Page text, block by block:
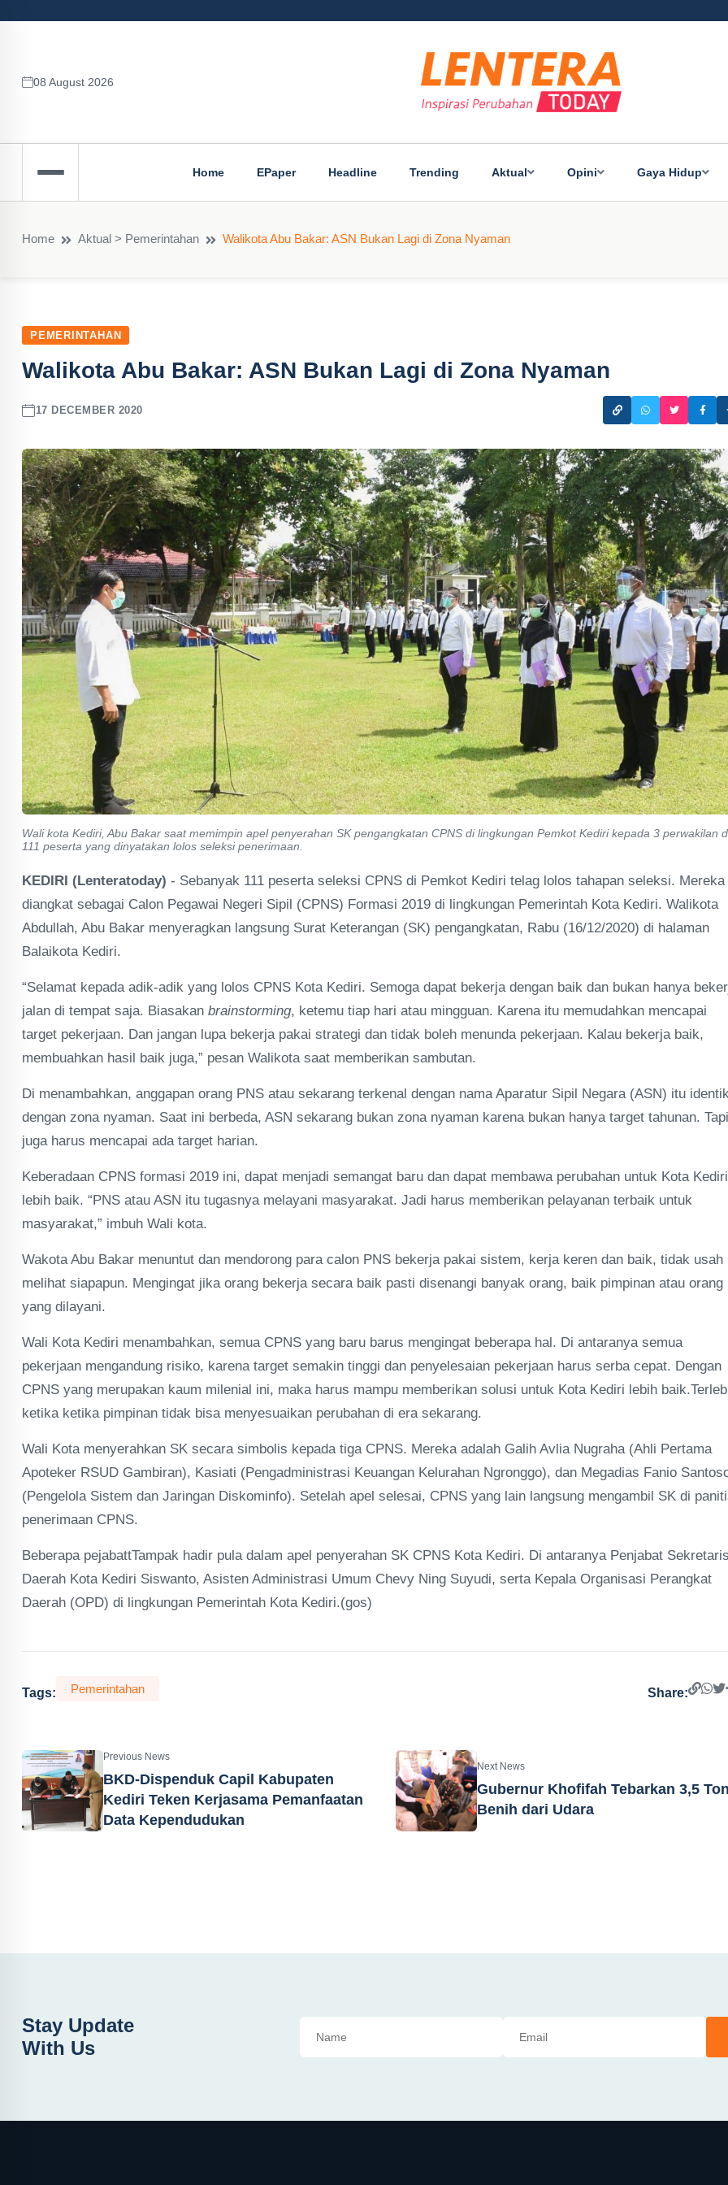
08 August 2026
Home EPaper Headline Trending Aktual Opini Gaya Hidup
Home Aktual > Pemerintahan Walikota Abu Bakar: ASN Bukan Lagi di Zona Nyaman
PEMERINTAHAN
Walikota Abu Bakar: ASN Bukan Lagi di Zona Nyaman
17 DECEMBER 2020
Wali kota Kediri, Abu Bakar saat memimpin apel penyerahan SK pengangkatan CPNS di lingkungan Pemkot Kediri kepada 3 perwakilan
111 peserta yang dinyatakan lolos seleksi penerimaan.
KEDIRI (Lenteratoday) - Sebanyak 111 peserta seleksi CPNS di Pemkot Kediri telag lolos tahapan seleksi. Mereka
diangkat sebagai Calon Pegawai Negeri Sipil (CPNS) Formasi 2019 di lingkungan Pemerintah Kota Kediri. Walikota
Abdullah, Abu Bakar menyeragkan langsung Surat Keterangan (SK) pengangkatan, Rabu (16/12/2020) di halaman
Balaikota Kediri.
“Selamat kepada adik-adik yang lolos CPNS Kota Kediri. Semoga dapat bekerja dengan baik dan bukan hanya
jalan di tempat saja. Biasakan brainstorming, ketemu tiap hari atau mingguan. Karena itu memudahkan mencapai
target pekerjaan. Dan jangan lupa bekerja pakai strategi dan tidak boleh menunda pekerjaan. Kalau bekerja baik,
membuahkan hasil baik juga,” pesan Walikota saat memberikan sambutan.
Di menambahkan, anggapan orang PNS atau sekarang terkenal dengan nama Aparatur Sipil Negara (ASN) itu
dengan zona nyaman. Saat ini berbeda, ASN sekarang bukan zona nyaman karena bukan hanya target tahunan.
juga harus mencapai ada target harian.
Keberadaan CPNS formasi 2019 ini, dapat menjadi semangat baru dan dapat membawa perubahan untuk Kota Kediri
lebih baik. “PNS atau ASN itu tugasnya melayani masyarakat. Jadi harus memberikan pelayanan terbaik untuk
masyarakat,” imbuh Wali kota.
Wakota Abu Bakar menuntut dan mendorong para calon PNS bekerja pakai sistem, kerja keren dan baik, tidak usah
melihat siapapun. Mengingat jika orang bekerja secara baik pasti disenangi banyak orang, baik pimpinan atau orang
yang dilayani.
Wali Kota Kediri menambahkan, semua CPNS yang baru barus mengingat beberapa hal. Di antaranya semua
pekerjaan mengandung risiko, karena target semakin tinggi dan penyelesaian pekerjaan harus serba cepat. Dengan
CPNS yang merupakan kaum milenial ini, maka harus mampu memberikan solusi untuk Kota Kediri lebih
ketika ketika pimpinan tidak bisa menyesuaikan perubahan di era sekarang.
Wali Kota menyerahkan SK secara simbolis kepada tiga CPNS. Mereka adalah Galih Avlia Nugraha (Ahli Pertama
Apoteker RSUD Gambiran), Kasiati (Pengadministrasi Keuangan Kelurahan Ngronggo), dan Megadias Fanio
(Pengelola Sistem dan Jaringan Diskominfo). Setelah apel selesai, CPNS yang lain langsung mengambil SK di
penerimaan CPNS.
Beberapa pejabattTampak hadir pula dalam apel penyerahan SK CPNS Kota Kediri. Di antaranya Penjabat Sekretaris
Daerah Kota Kediri Siswanto, Asisten Administrasi Umum Chevy Ning Suyudi, serta Kepala Organisasi Perangkat
Daerah (OPD) di lingkungan Pemerintah Kota Kediri.(gos)
Tags: Pemerintahan Share:
Previous News
BKD-Dispenduk Capil Kabupaten
Kediri Teken Kerjasama Pemanfaatan
Data Kependudukan
Next News
Gubernur Khofifah Tebarkan 3,5 Ton
Benih dari Udara
Stay Update
With Us